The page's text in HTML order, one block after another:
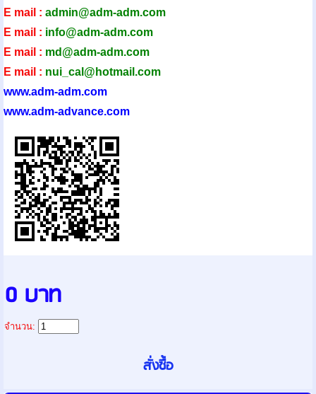
E mail : admin@adm-ad m.com
E mail : info@adm-adm.com
E mail : md@adm-adm.com
E mail : nui_cal@hotmail.com
www.adm-adm.com
www.adm-advance.com
0 บาท
จำนวน: